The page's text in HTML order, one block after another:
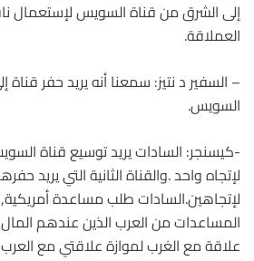
إلى الشرق من قناة السويس لإستعمال
العملاقة.
– السفير د نتيز: سمعنا أنه يريد حفر
السويس.
-كيسنجر: السادات يريد توسيع قناة
لإتجاه واحد .والقناة الثانية التي يريد
لإتجاهين.السادات طلب مساعدة
المساعدات من العرب الذين عندهم
علاقة مع الغرب لموازة علاقتي مع